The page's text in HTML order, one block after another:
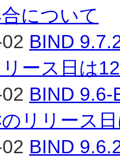
について
BIND
ース日は
BIND
リリース
BIND